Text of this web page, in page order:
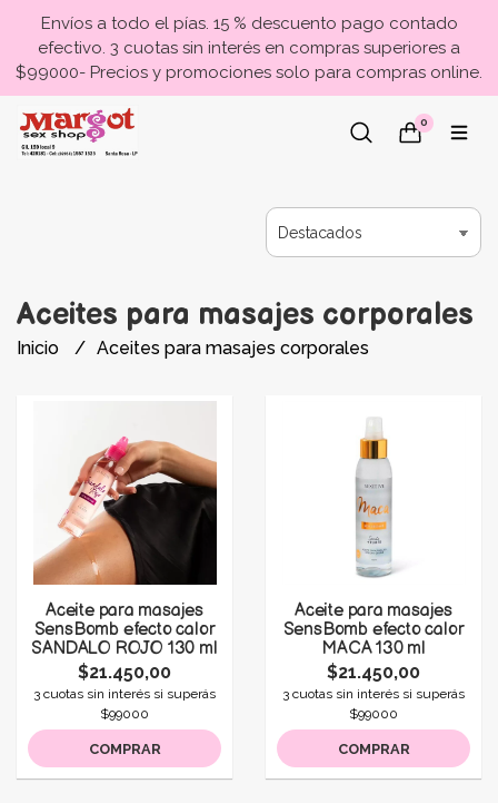
Envíos a todo el pías. 15 % descuento pago contado
efectivo. 3 cuotas sin interés en compras superiores a
$99000- Precios y promociones solo para compras online.
0
Aceites para masajes corporales
Inicio Aceites para masajes corporales
Aceite para masajes
SensBomb efecto calor
SANDALO ROJO 130 ml
$21.450,00
3 cuotas sin interés si superás
$99000
COMPRAR
Aceite para masajes
SensBomb efecto calor
MACA 130 ml
$21.450,00
3 cuotas sin interés si superás
$99000
COMPRAR